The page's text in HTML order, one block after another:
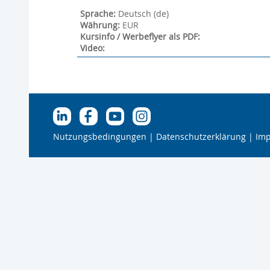
Sprache: Deutsch ‎(de)‎
Währung: EUR
Kursinfo / Werbeflyer als PDF:
Video:
Nutzungsbedingungen Datenschutzerklärung